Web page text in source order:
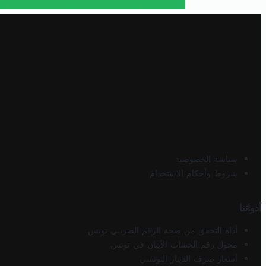
سياسة الخصوصية
شروط وأحكام الاستخدام
أدواتنا
أداة التحقق من صحة الرقم الضريبي تونس
محول رقم الحساب الآيبان في تونس
أسعار صرف الدينار التونسي